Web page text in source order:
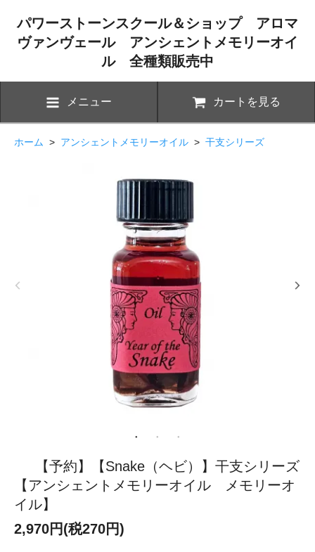
パワーストーンスクール＆ショップ アロマ
ヴァンヴェール アンシェントメモリーオイ
ル 全種類販売中
メニュー カートを見る
ホーム > アンシェントメモリーオイル > 干支シリーズ
【予約】【Snake（ヘビ）】干支シリーズ
【アンシェントメモリーオイル メモリーオ
イル】
2,970円(税270円)